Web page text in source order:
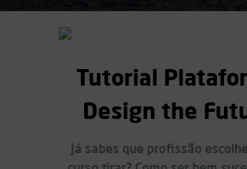
Tutorial
Design the
Já sabes que profissão